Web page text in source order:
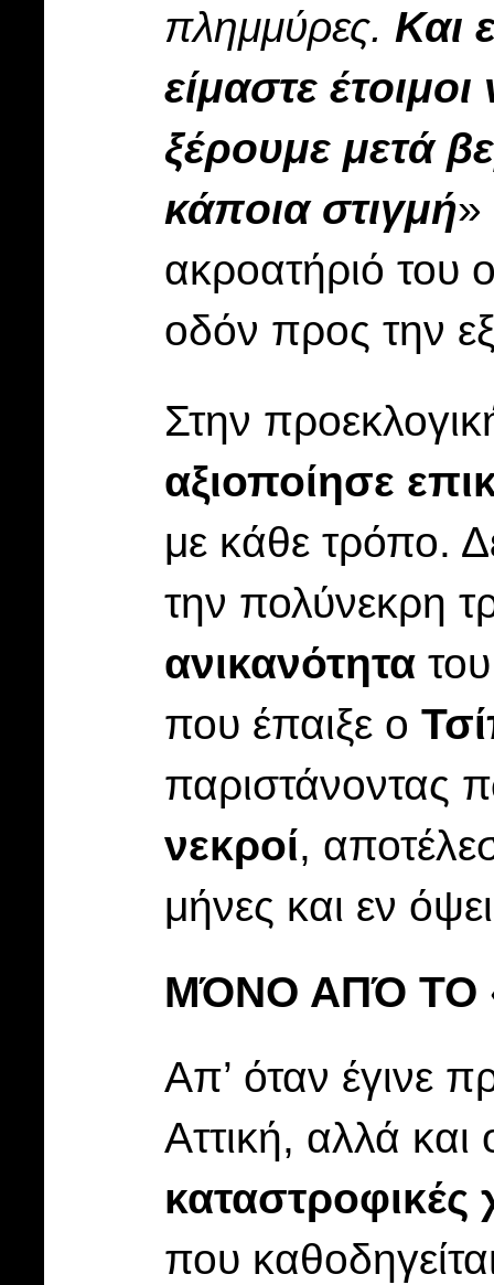
πλημμύρες. Και
είμαστε
ξέρουμε μετά
κάποια στιγμή»
ακροατήριό του
οδόν προς την
Στην
αξιοποίησε
με κάθε τρόπο.
την πολύνεκρη
ανικανότητα
που έπαιξε ο
παριστάνοντας
νεκροί,
μήνες και εν
ΜΌΝΟ ΑΠΌ ΤΟ
Απ’ όταν έγινε
Αττική, αλλά
καταστροφικές
που